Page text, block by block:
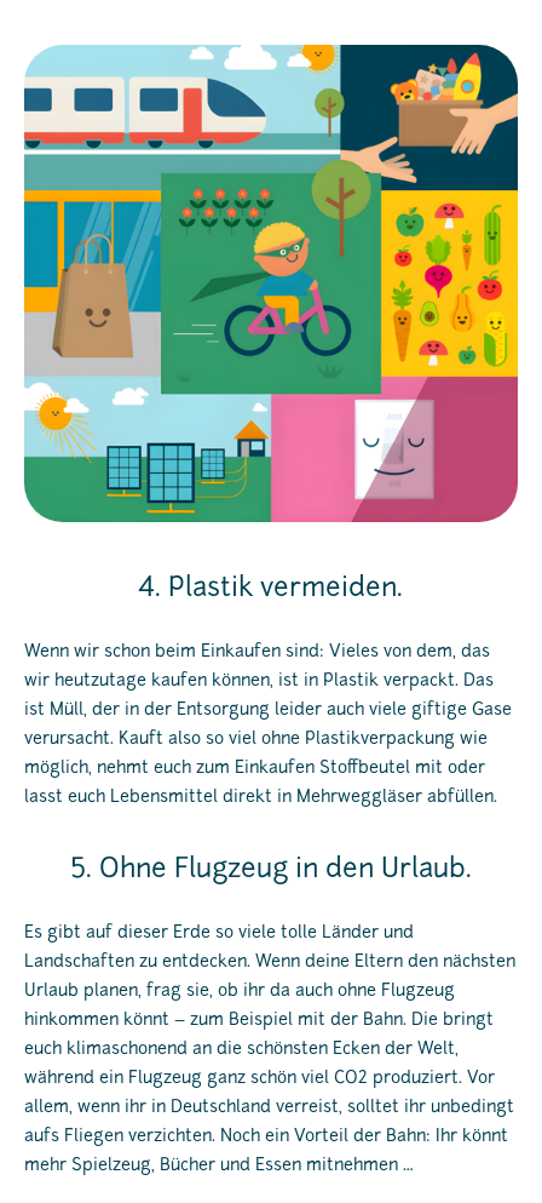
4. Plastik vermeiden.
Wenn wir schon beim Einkaufen sind: Vieles von dem, das
wir heutzutage kaufen können, ist in Plastik verpackt. Das
ist Müll, der in der Entsorgung leider auch viele giftige Gase
verursacht. Kauft also so viel ohne Plastikverpackung wie
möglich, nehmt euch zum Einkaufen Stoffbeutel mit oder
lasst euch Lebensmittel direkt in Mehrweggläser abfüllen.
5. Ohne Flugzeug in den Urlaub.
Es gibt auf dieser Erde so viele tolle Länder und
Landschaften zu entdecken. Wenn deine Eltern den nächsten
Urlaub planen, frag sie, ob ihr da auch ohne Flugzeug
hinkommen könnt – zum Beispiel mit der Bahn. Die bringt
euch klimaschonend an die schönsten Ecken der Welt,
während ein Flugzeug ganz schön viel CO2 produziert. Vor
allem, wenn ihr in Deutschland verreist, solltet ihr unbedingt
aufs Fliegen verzichten. Noch ein Vorteil der Bahn: Ihr könnt
mehr Spielzeug, Bücher und Essen mitnehmen …